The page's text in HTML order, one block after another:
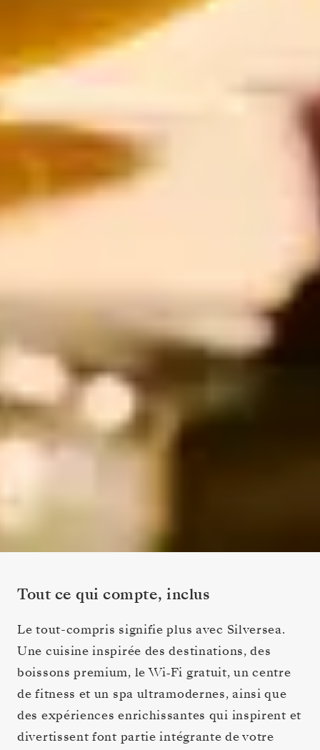
Tout ce qui compte, inclus
Le tout-compris signifie plus avec Silversea.
Une cuisine inspirée des destinations, des
boissons premium, le Wi‑Fi gratuit, un centre
de fitness et un spa ultramodernes, ainsi que
des expériences enrichissantes qui inspirent et
divertissent font partie intégrante de votre